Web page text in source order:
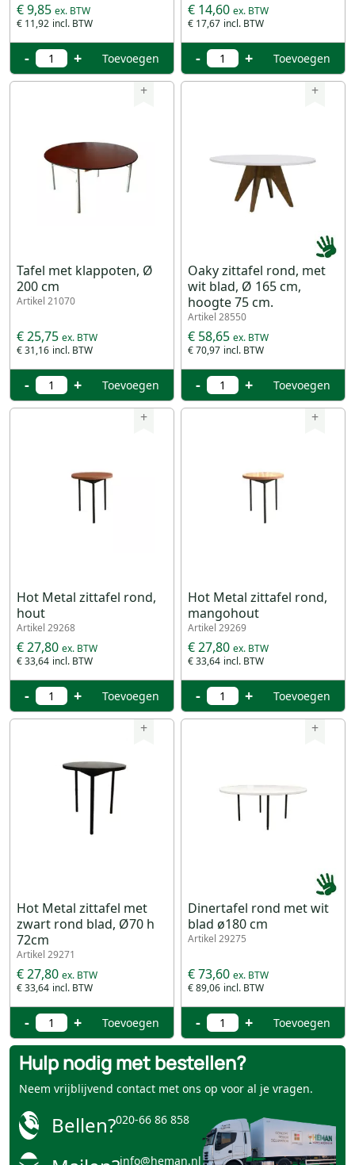
€ 11,92
€ 9,85
- + Toevoegen
€ 17,67
€ 14,60
- + Toevoegen
+
Tafel met klappoten, Ø
200 cm
Artikel 21070
€ 31,16
€ 25,75
- + Toevoegen
+
Oaky zittafel rond, met
wit blad, Ø 165 cm,
hoogte 75 cm.
Artikel 28550
€ 70,97
€ 58,65
- + Toevoegen
+
Hot Metal zittafel rond,
hout
Artikel 29268
€ 33,64
€ 27,80
- + Toevoegen
+
Hot Metal zittafel rond,
mangohout
Artikel 29269
€ 33,64
€ 27,80
- + Toevoegen
+
Hot Metal zittafel met
zwart rond blad, Ø70 h
72cm
Artikel 29271
€ 33,64
€ 27,80
- + Toevoegen
+
Dinertafel rond met wit
blad ø180 cm
Artikel 29275
€ 89,06
€ 73,60
- + Toevoegen
Hulp nodig met bestellen?
Neem vrijblijvend contact met ons op voor al je vragen.
Bellen?020-66 86 858
info@heman.nl